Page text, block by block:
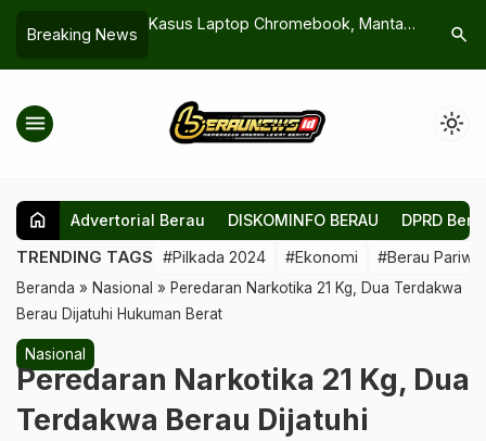
Breaking News
Kasus Laptop Chromebook, Mantan
Tersangka
Soalsearch
menu light_mode
home Advertorial Berau DISKOMINFO BERAU DPRD
TRENDING TAGS #Pilkada 2024 #Ekonomi #Berau
Beranda » Nasional » Peredaran Narkotika 21 Kg, Dua Terdakwa
Berau Dijatuhi Hukuman Berat
Nasional
Peredaran Narkotika 21 Kg, Dua
Terdakwa Berau Dijatuhi